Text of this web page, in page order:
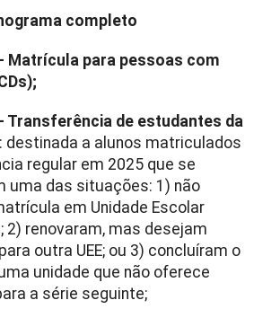
completo
Matrícula para pessoas com
Transferência de estudantes da
: destinada a alunos matriculados
regular em 2025 que se
uma das situações: 1) não
em Unidade Escolar
2) renovaram, mas desejam
outra UEE; ou 3) concluíram o
unidade que não oferece
a série seguinte;